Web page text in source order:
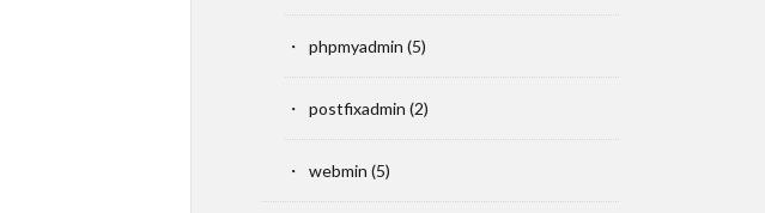
phpmyadmin (5)
postfixadmin (2)
webmin (5)